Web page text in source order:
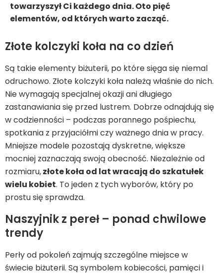
towarzyszył Ci każdego dnia. Oto pięć
elementów, od których warto zacząć.
Złote kolczyki koła na co dzień
Są takie elementy biżuterii, po które sięga się niemal
odruchowo. Złote kolczyki koła należą właśnie do nich.
Nie wymagają specjalnej okazji ani długiego
zastanawiania się przed lustrem. Dobrze odnajdują się
w codzienności – podczas porannego pośpiechu,
spotkania z przyjaciółmi czy ważnego dnia w pracy.
Mniejsze modele pozostają dyskretne, większe
mocniej zaznaczają swoją obecność. Niezależnie od
rozmiaru,złote koła od lat wracają do szkatułek
wielu kobiet. To jeden z tych wyborów, który po
prostu się sprawdza.
Naszyjnik z pereł – ponad chwilowe
trendy
Perły od pokoleń zajmują szczególne miejsce w
świecie biżuterii. Są symbolem kobiecości, pamięci i